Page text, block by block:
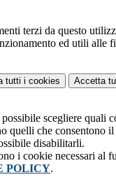
terzi da questo
ed utili alle
tutti i cookies Accetta
scegliere quali
quelli che consentono
disabilitarli.
i cookie necessari al
POLICY.